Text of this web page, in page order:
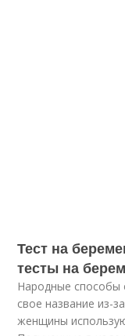
Тест на
тесты на
Народные способы
свое название из-
женщины